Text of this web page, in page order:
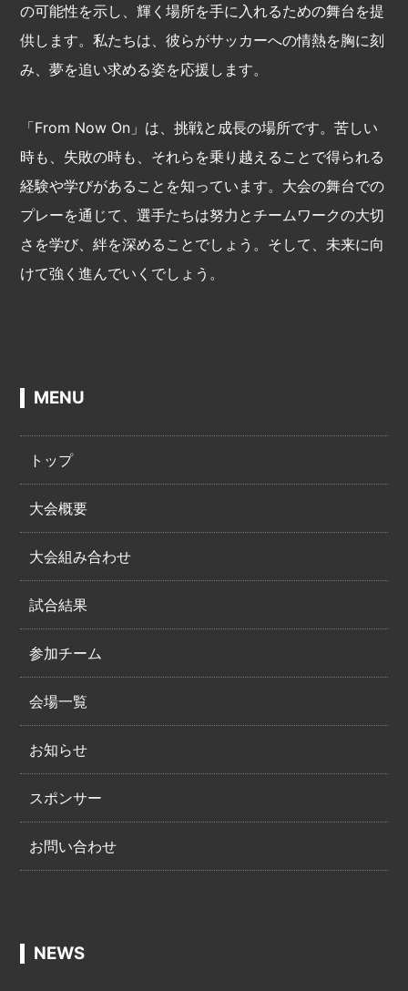
の可能性を示し、輝く場所を手に入れるための舞台を提
供します。私たちは、彼らがサッカーへの情熱を胸に刻
み、夢を追い求める姿を応援します。
「From Now On」は、挑戦と成長の場所です。苦しい
時も、失敗の時も、それらを乗り越えることで得られる
経験や学びがあることを知っています。大会の舞台での
プレーを通じて、選手たちは努力とチームワークの大切
さを学び、絆を深めることでしょう。そして、未来に向
けて強く進んでいくでしょう。
MENU
トップ
大会概要
大会組み合わせ
試合結果
参加チーム
会場一覧
お知らせ
スポンサー
お問い合わせ
NEWS